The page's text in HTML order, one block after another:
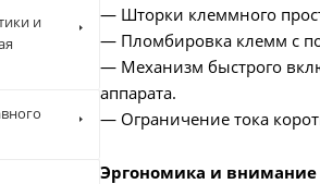
— Шторки клеммного
— Пломбировка клемм с
— Механизм быстрого
аппарата.
— Ограничение тока
Эргономика и внимание
и